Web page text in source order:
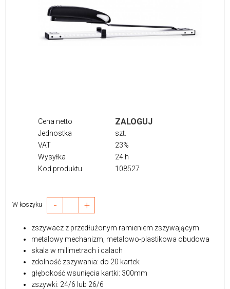
Cena netto ZALOGUJ
Jednostka
szt.
VAT
23%
Wysyłka
24 h
Kod produktu
108527
W koszyku - +
zszywacz z przedłużonym ramieniem zszywającym
metalowy mechanizm, metalowo-plastikowa obudowa
skala w milimetrach i calach
zdolność zszywania: do 20 kartek
głębokość wsunięcia kartki: 300mm
zszywki: 24/6 lub 26/6